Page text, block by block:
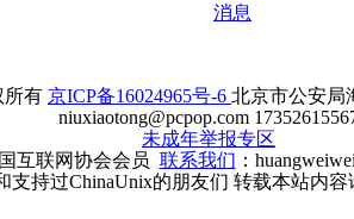
消息
所有 京ICP备16024965号-6 北京市公安局
niuxiaotong@pcpop.com
未成年举报专区
互联网协会会员 联系我们 ：
支持过ChinaUnix的朋友们 转载本站内